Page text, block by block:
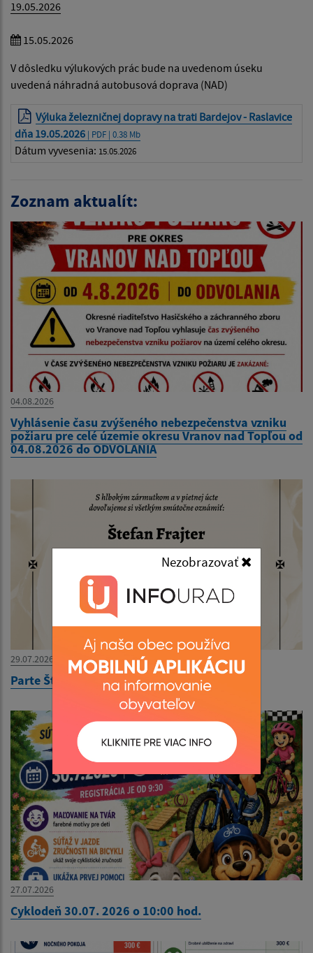
Nezobrazovať
19.05.2026
15.05.2026
V dôsledku výlukových prác bude na uvedenom úseku
uvedená náhradná autobusová doprava (NAD)
Výluka železničnej dopravy na trati Bardejov - Raslavice
dňa 19.05.2026 | PDF | 0.38 Mb
Dátum vyvesenia: 15.05.2026
Zoznam aktualít:
04.08.2026
Vyhlásenie času zvýšeného nebezpečenstva vzniku
požiaru pre celé územie okresu Vranov nad Topľou od
04.08.2026 do ODVOLANIA
29.07.2026
Parte Štefan Frajter
27.07.2026
Cyklodeň 30.07. 2026 o 10:00 hod.